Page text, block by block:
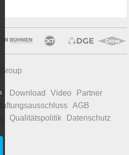
Download Video
Partner
Haftungsausschluss
AGB
Qualitätspolitik
Datenschutz